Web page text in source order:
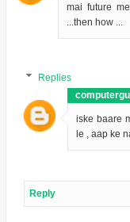
mai future
...then how ...
Replies
iske baare
le , aap ke
Reply